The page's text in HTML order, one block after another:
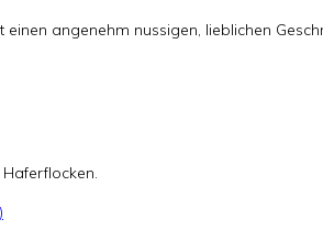
angenehm nussigen, lieblichen